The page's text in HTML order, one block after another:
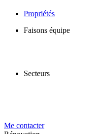
Propriétés
Faisons équipe
Secteurs
Me contacter